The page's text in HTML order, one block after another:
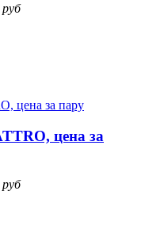
руб
цена за
руб